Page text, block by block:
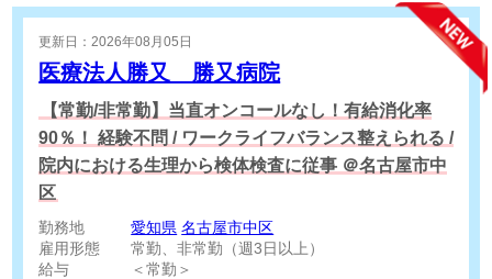
更新日：2026年08月05日
医療法人勝又 勝又病院
【常勤/非常勤】当直オンコールなし！有給消化率
90％！ 経験不問 / ワークライフバランス整えられる /
院内における生理から検体検査に従事 ＠名古屋市中
区
勤務地 愛知県 名古屋市中区
雇用形態
常勤、非常勤（週3日以上）
給与
＜常勤＞